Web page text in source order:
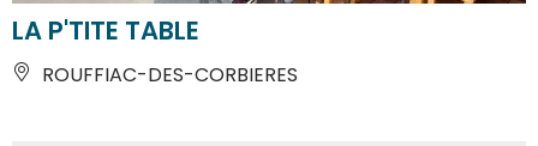
LA P'TITE TABLE
ROUFFIAC-DES-CORBIERES